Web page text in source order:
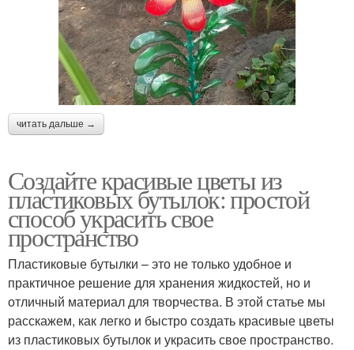
читать дальше →
Создайте красивые цветы из
пластиковых бутылок: простой
способ украсить свое
пространство
Пластиковые бутылки – это не только удобное и
практичное решение для хранения жидкостей, но и
отличный материал для творчества. В этой статье мы
расскажем, как легко и быстро создать красивые цветы
из пластиковых бутылок и украсить свое пространство.